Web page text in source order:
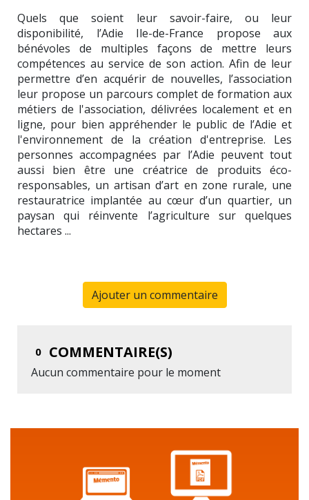
Quels que soient leur savoir-faire, ou leur
disponibilité, l’Adie Ile-de-France propose aux
bénévoles de multiples façons de mettre leurs
compétences au service de son action. Afin de leur
permettre d’en acquérir de nouvelles, l’association
leur propose un parcours complet de formation aux
métiers de l'association, délivrées localement et en
ligne, pour bien appréhender le public de l’Adie et
l'environnement de la création d'entreprise. Les
personnes accompagnées par l’Adie peuvent tout
aussi bien être une créatrice de produits éco-
responsables, un artisan d’art en zone rurale, une
restauratrice implantée au cœur d’un quartier, un
paysan qui réinvente l’agriculture sur quelques
hectares ...
Ajouter un commentaire
0 COMMENTAIRE(S)
Aucun commentaire pour le moment